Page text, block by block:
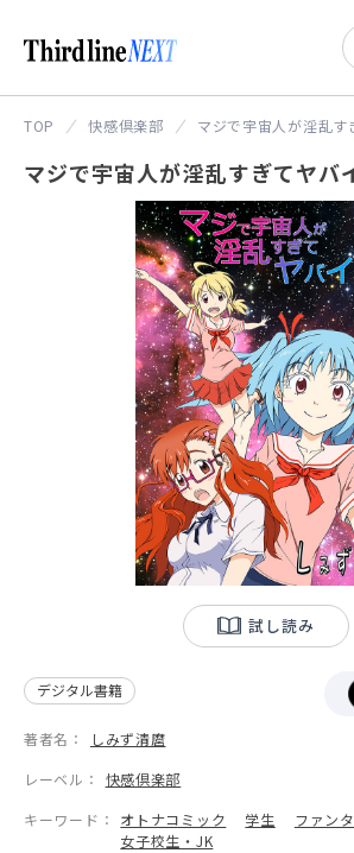
TOP 快感倶楽部 マジで宇宙人が淫乱す
マジで宇宙人が淫乱すぎてヤバ
試し読み
デジタル書籍
著者名：
しみず清麿
レーベル：
快感倶楽部
キーワード：
オトナコミック 学生 ファン
女子校生・JK